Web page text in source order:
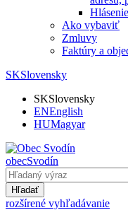
Ako vybaviť
Zmluvy
Faktúry a
SKSlovensky
SKSlovensky
ENEnglish
HUMagyar
obecSvodín
Hľadať
rozšírené vyhľadávanie